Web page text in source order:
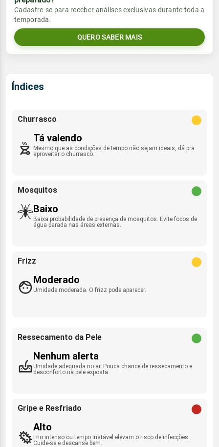
Umidade do ar
50%88%
Rajada de vento
Sol
08:02h às 19:29h
Lua
Chuva
0.0mm
Umidade do ar
Vento
SW - 4km/h
Rajada de vento
Sol
Cadastre-se para receber análises exclusivas durante toda a
temporada.
QUERO SABER MAIS
Índices
Churrasco
Tá valendo
Mesmo que as condições de tempo não sejam ideais, dá pra
aproveitar o churrasco.
Mosquitos
Baixo
Baixa probabilidade de presença de mosquitos. Evite focos de
água parada nas áreas externas.
Frizz
Moderado
Umidade moderada. O frizz pode aparecer.
Ressecamento da Pele
Nenhum alerta
Umidade adequada no ar. Pouca chance de ressecamento e
desconforto na pele exposta.
Gripe e Resfriado
Alto
Frio intenso ou tempo instável elevam o risco de infecções.
Cuide-se e descanse bem.